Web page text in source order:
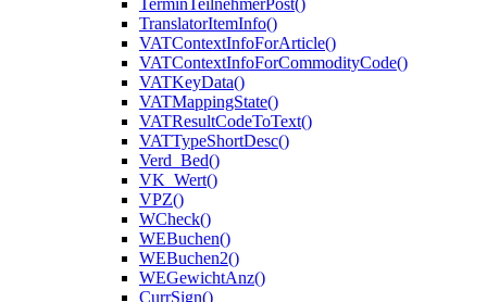
TerminTeilnehmerPost()
TranslatorItemInfo()
VATContextInfoForArticle()
VATContextInfoForCommodityCode()
VATKeyData()
VATMappingState()
VATResultCodeToText()
VATTypeShortDesc()
Verd_Bed()
VK_Wert()
VPZ()
WCheck()
WEBuchen()
WEBuchen2()
WEGewichtAnz()
CurrSign()